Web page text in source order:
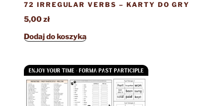
72 IRREGULAR VERBS – KARTY DO GRY
5,00zł
Dodaj do koszyka